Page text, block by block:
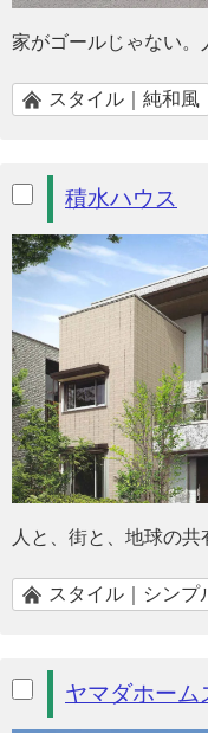
家がゴールじゃない。
スタイル｜純和風
積水ハウス
人と、街と、地球の
スタイル｜シンプ
ヤマダホーム